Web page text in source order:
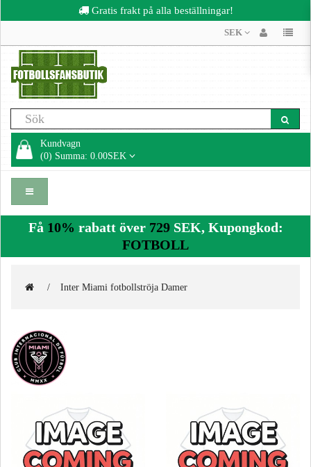
Gratis frakt på alla beställningar!
SEK
Kundvagn
(0) Summa: 0.00SEK
Få 10% rabatt över 729SEK, Kupongkod:
FOTBOLL
Inter Miami fotbollströja Damer